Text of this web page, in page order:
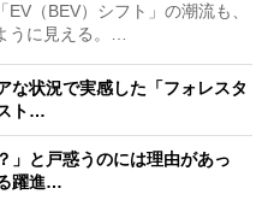
（BEV）シフト」の潮流も、
うに見える。…
な状況で実感した「フォレスタ
ト…
」と戸惑うのには理由があっ
躍進…